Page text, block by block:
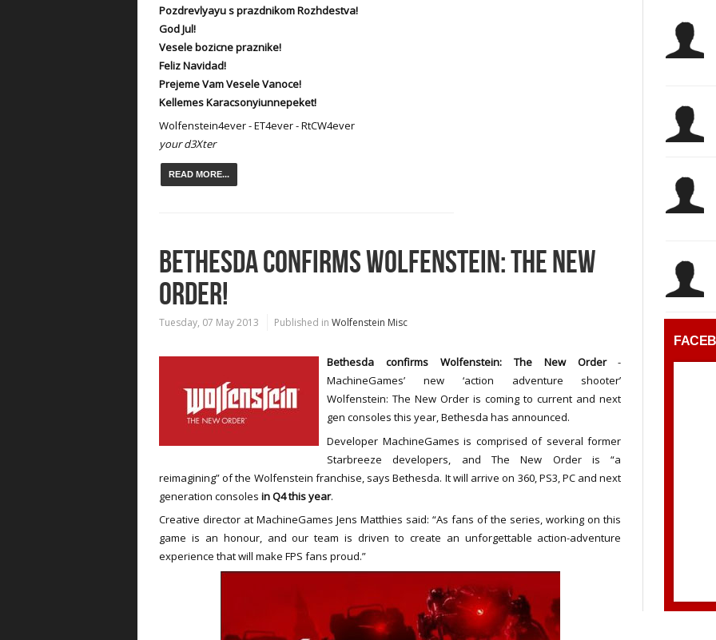
Pozdrevlyayu s prazdnikom Rozhdestva!
God Jul!
Vesele bozicne praznike!
Feliz Navidad!
Prejeme Vam Vesele Vanoce!
Kellemes Karacsonyiunnepeket!
Wolfenstein4ever - ET4ever - RtCW4ever
your d3Xter
READ MORE...
BETHESDA CONFIRMS WOLFENSTEIN: THE NEW
ORDER!
Tuesday, 07 May 2013 Published in Wolfenstein Misc
Bethesda confirms Wolfenstein: The New Order-
MachineGames’ new ‘action adventure shooter’
Wolfenstein: The New Order is coming to current and next
gen consoles this year, Bethesda has announced.
Developer MachineGames is comprised of several former
Starbreeze developers, and The New Order is “a
reimagining” of the Wolfenstein franchise, says Bethesda. It will arrive on 360, PS3, PC and next
generation consoles in Q4 this year.
Creative director at MachineGames Jens Matthies said: “As fans of the series, working on this
game is an honour, and our team is driven to create an unforgettable action-adventure
experience that will make FPS fans proud.”